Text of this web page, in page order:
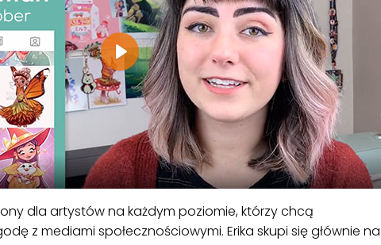
Play
dla artystów na każdym poziomie, którzy chcą
z mediami społecznościowymi. Erika skupi się głównie na